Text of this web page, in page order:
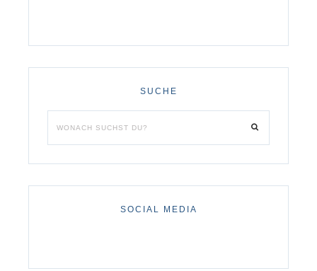
SUCHE
SOCIAL MEDIA